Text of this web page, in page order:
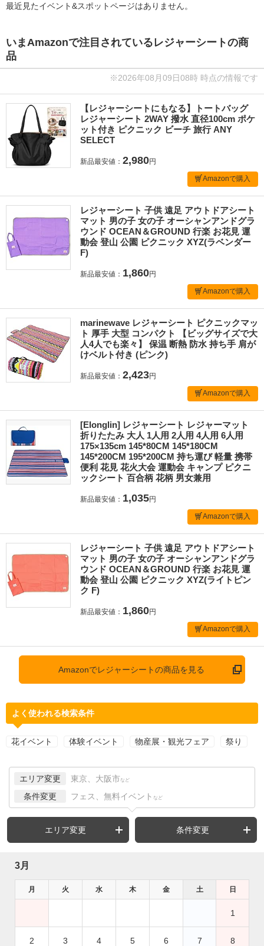
最近見たイベント&スポットページはありません。
いまAmazonで注目されているレジャーシートの商
品
※2026年08月09日08時 時点の情報です
【レジャーシートにもなる】トートバッグ
レジャーシート 2WAY 撥水 直径100cm ポケ
ット付き ピクニック ビーチ 旅行 ANY
SELECT
新品最安値： 2,980円
Amazonで購入
レジャーシート 子供 遠足 アウトドアシート
マット 男の子 女の子 オーシャンアンドグラ
ウンド OCEAN＆GROUND 行楽 お花見 運
動会 登山 公園 ピクニック XYZ(ラベンダー
F)
新品最安値： 1,860円
Amazonで購入
marinewave レジャーシート ピクニックマッ
ト 厚手 大型 コンパクト 【ビッグサイズで大
人4人でも楽々】 保温 断熱 防水 持ち手 肩が
けベルト付き (ピンク)
新品最安値： 2,423円
Amazonで購入
[Elonglin] レジャーシート レジャーマット
折りたたみ 大人 1人用 2人用 4人用 6人用
175×135cm 145*80CM 145*180CM
145*200CM 195*200CM 持ち運び 軽量 携帯
便利 花見 花火大会 運動会 キャンプ ピクニ
ックシート 百合柄 花柄 男女兼用
新品最安値： 1,035円
Amazonで購入
レジャーシート 子供 遠足 アウトドアシート
マット 男の子 女の子 オーシャンアンドグラ
ウンド OCEAN＆GROUND 行楽 お花見 運
動会 登山 公園 ピクニック XYZ(ライトピン
ク F)
新品最安値： 1,860円
Amazonで購入
Amazonでレジャーシートの商品を見る
よく使われる検索条件
花イベント 体験イベント 物産展・観光フェア 祭り
エリア変更 東京、大阪市 など
条件変更 フェス、無料イベント など
エリア変更 条件変更
3月
月 火 水 木 金 土 日
1
2 3 4 5 6 7 8